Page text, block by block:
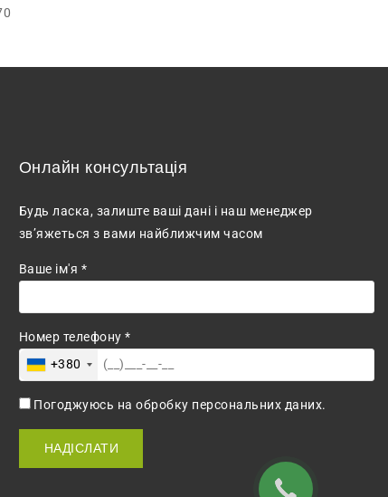
Онлайн консультація
Будь ласка, залиште ваші дані і наш менеджер
зв’яжеться з вами найближчим часом
Ваше ім'я *
Номер телефону *
+380
Погоджуюсь на обробку персональних даних.